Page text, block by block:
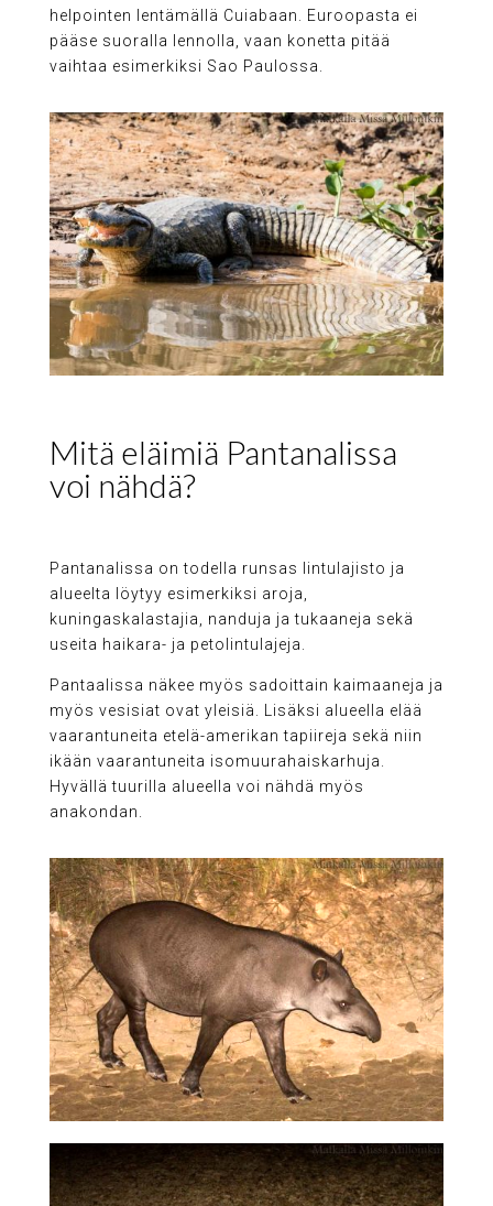
helpointen lentämällä Cuiabaan. Euroopasta ei
pääse suoralla lennolla, vaan konetta pitää
vaihtaa esimerkiksi Sao Paulossa.
Mitä eläimiä Pantanalissa
voi nähdä?
Pantanalissa on todella runsas lintulajisto ja
alueelta löytyy esimerkiksi aroja,
kuningaskalastajia, nanduja ja tukaaneja sekä
useita haikara- ja petolintulajeja.
Pantaalissa näkee myös sadoittain kaimaaneja ja
myös vesisiat ovat yleisiä. Lisäksi alueella elää
vaarantuneita etelä-amerikan tapiireja sekä niin
ikään vaarantuneita isomuurahaiskarhuja.
Hyvällä tuurilla alueella voi nähdä myös
anakondan.